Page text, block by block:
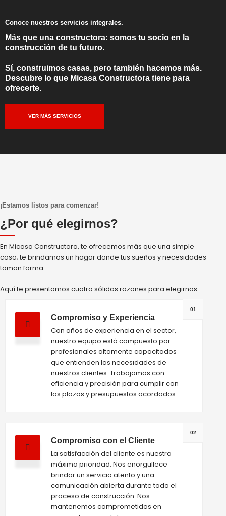
Conoce nuestros servicios integrales.
Más que una constructora: somos tu socio en la
construcción de tu futuro.
Sí, construimos casas, pero también hacemos más.
Descubre lo que Micasa Constructora tiene para
ofrecerte.
VER MÁS SERVICIOS
¡Estamos listos para comenzar!
¿Por qué elegirnos?
En Micasa Constructora, te ofrecemos más que una simple
casa; te brindamos un hogar donde tus sueños y necesidades
toman forma.
Aquí te presentamos cuatro sólidas razones para elegirnos:
01
Compromiso y Experiencia
Con años de experiencia en el sector,
nuestro equipo está compuesto por
profesionales altamente capacitados
que entienden las necesidades de
nuestros clientes. Trabajamos con
eficiencia y precisión para cumplir con
los plazos y presupuestos acordados.
02
Compromiso con el Cliente
La satisfacción del cliente es nuestra
máxima prioridad. Nos enorgullece
brindar un servicio atento y una
comunicación abierta durante todo el
proceso de construcción. Nos
mantenemos comprometidos en